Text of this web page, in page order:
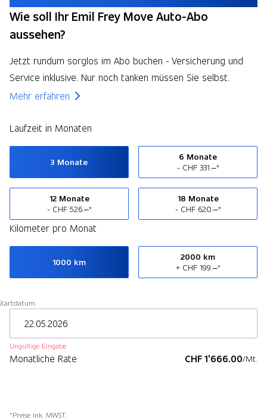
Wie soll Ihr Emil Frey Move Auto-Abo
aussehen?
Jetzt rundum sorglos im Abo buchen - Versicherung und
Service inklusive. Nur noch tanken müssen Sie selbst.
Mehr erfahren
Laufzeit in Monaten
3 Monate
6 Monate
- CHF 331.–*
12 Monate
- CHF 526.–*
18 Monate
- CHF 620.–*
Kilometer pro Monat
1000 km
2000 km
+ CHF 199.–*
Ungültige Eingabe
*Preise ink. MWST.
Monatliche Rate CHF 1'666.00/Mt.